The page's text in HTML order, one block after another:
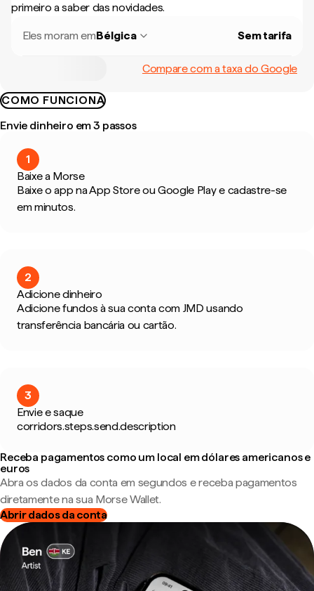
primeiro a saber das novidades.
Eles moram emBélgica Sem tarifa
Compare com a taxa do Google
COMO FUNCIONA
Envie dinheiro em 3 passos
1
Baixe a Morse
Baixe o app na App Store ou Google Play e cadastre-se
em minutos.
2
Adicione dinheiro
Adicione fundos à sua conta com JMD usando
transferência bancária ou cartão.
3
Envie e saque
corridors.steps.send.description
Receba pagamentos como um local em dólares americanos e
euros
Abra os dados da conta em segundos e receba pagamentos
diretamente na sua Morse Wallet.
Abrir dados da conta